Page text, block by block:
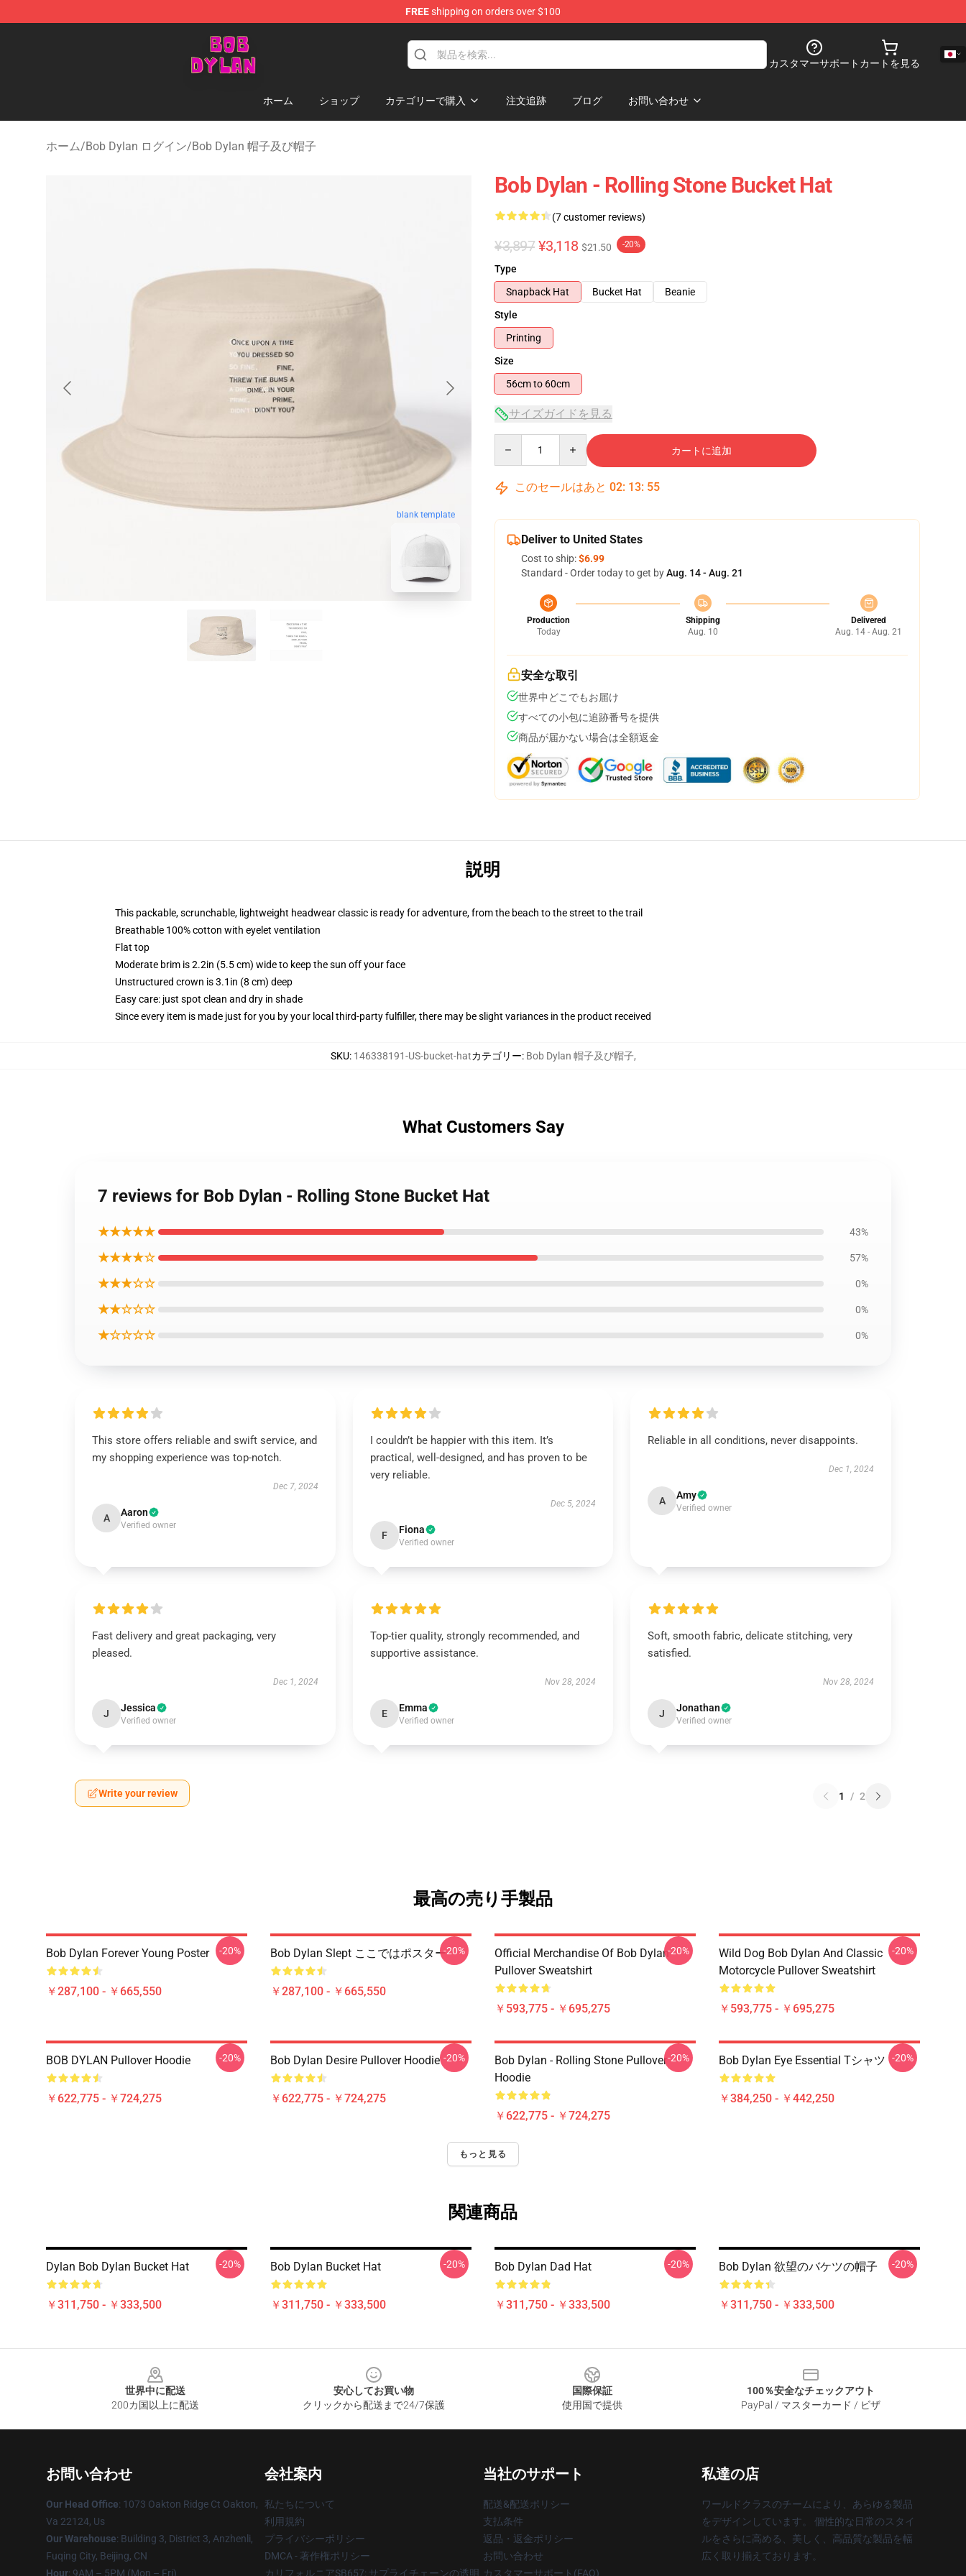
FREEshipping on orders over $100
Bob Dylan Store - Official Bob Dylan Merchandise Shop
カスタマーサポート カートを見る
ホーム ショップ カテゴリーで購入 注文追跡 ブログ お問い合わせ
ホーム/Bob Dylan ログイン/Bob Dylan 帽子及び帽子
blank template
Bob Dylan - Rolling Stone Bucket Hat
(7 customer reviews)
¥3,897 ¥3,118 $21.50 -20%
Type
Snapback Hat
Bucket Hat
Beanie
Style
Printing
Size
56cm to 60cm
サイズガイドを見る
カートに追加
このセールはあと 02: 13: 54
Deliver to United States
Cost to ship:$6.99
Standard - Order today to get byAug. 14 - Aug. 21
Production
Today
Shipping
Aug. 10
Delivered
Aug. 14 - Aug. 21
安全な取引
世界中どこでもお届け
すべての小包に追跡番号を提供
商品が届かない場合は全額返金
説明
This packable, scrunchable, lightweight headwear classic is ready for adventure, from the beach to the street to the trail
Breathable 100% cotton with eyelet ventilation
Flat top
Moderate brim is 2.2in (5.5 cm) wide to keep the sun off your face
Unstructured crown is 3.1in (8 cm) deep
Easy care: just spot clean and dry in shade
Since every item is made just for you by your local third-party fulfiller, there may be slight variances in the product received
SKU: 146338191-US-bucket-hatカテゴリー: Bob Dylan 帽子及び帽子,
What Customers Say
7 reviews for Bob Dylan - Rolling Stone Bucket Hat
★★★★★ 43%
★★★★☆ 57%
★★★☆☆ 0%
★★☆☆☆ 0%
★☆☆☆☆ 0%
This store offers reliable and swift service, and
my shopping experience was top-notch.
Dec 7, 2024
A Aaron
Verified owner
I couldn’t be happier with this item. It’s
practical, well-designed, and has proven to be
very reliable.
Dec 5, 2024
F Fiona
Verified owner
Reliable in all conditions, never disappoints.
Dec 1, 2024
A Amy
Verified owner
Fast delivery and great packaging, very
pleased.
Dec 1, 2024
J Jessica
Verified owner
Top-tier quality, strongly recommended, and
supportive assistance.
Nov 28, 2024
E Emma
Verified owner
Soft, smooth fabric, delicate stitching, very
satisfied.
Nov 28, 2024
J Jonathan
Verified owner
Write your review 1 / 2
最高の売り手製品
Bob Dylan Forever Young Poster
￥287,100 - ￥665,550
-20% Bob Dylan Slept ここではポスター
￥287,100 - ￥665,550
-20%
Official Merchandise Of Bob Dylan
Pullover Sweatshirt
￥593,775 - ￥695,275
-20%
Wild Dog Bob Dylan And Classic
Motorcycle Pullover Sweatshirt
￥593,775 - ￥695,275
-20%
BOB DYLAN Pullover Hoodie
￥622,775 - ￥724,275
-20% Bob Dylan Desire Pullover Hoodie
￥622,775 - ￥724,275
-20%
Bob Dylan - Rolling Stone Pullover
Hoodie
￥622,775 - ￥724,275
-20% Bob Dylan Eye Essential Tシャツ
￥384,250 - ￥442,250
-20%
もっと見る
関連商品
Dylan Bob Dylan Bucket Hat
￥311,750 - ￥333,500
-20% Bob Dylan Bucket Hat
￥311,750 - ￥333,500
-20% Bob Dylan Dad Hat
￥311,750 - ￥333,500
-20% Bob Dylan 欲望のバケツの帽子
￥311,750 - ￥333,500
-20%
世界中に配送
200カ国以上に配送
安心してお買い物
クリックから配送まで24/7保護
国際保証
使用国で提供
100％安全なチェックアウト
PayPal / マスターカード / ビザ
お問い合わせ
Our Head Office: 1073 Oakton Ridge Ct Oakton,
Va 22124, Us
Our Warehouse: Building 3, District 3, Anzhenli,
Fuqing City, Beijing, CN
Hour: 9AM – 5PM (Mon – Fri)
会社案内
私たちについて
利用規約
プライバシーポリシー
DMCA - 著作権ポリシー
カリフォルニアSB657: サプライチェーンの透明
当社のサポート
配送&配送ポリシー
支払条件
返品・返金ポリシー
お問い合わせ
カスタマーサポート(FAQ)
私達の店
ワールドクラスのチームにより、あらゆる製品
をデザインしています。 個性的な日常のスタイ
ルをさらに高める、美しく、高品質な製品を幅
広く取り揃えております。